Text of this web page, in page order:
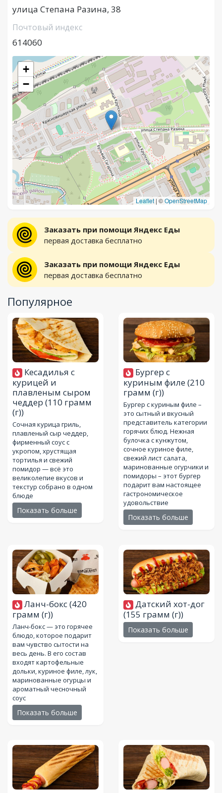
улица Степана Разина, 38
Почтовый индекс
614060
+
−
Leaflet | ©OpenStreetMap
Заказать при помощи Яндекс Еды
первая доставка бесплатно
Заказать при помощи Яндекс Еды
первая доставка бесплатно
Популярное
Кесадилья с
курицей и
плавленым сыром
чеддер (110 грамм
(г))
Сочная курица гриль,
плавленый сыр чеддер,
фирменный соус с
укропом, хрустящая
тортилья и свежий
помидор — всё это
великолепие вкусов и
текстур собрано в одном
блюде
Показать больше
Бургер с
куриным филе(210
грамм (г))
Бургер с куриным филе –
это сытный и вкусный
представитель категории
горячих блюд. Нежная
булочка с кунжутом,
сочное куриное филе,
свежий лист салата,
маринованные огурчики и
помидоры – этот бургер
подарит вам настоящее
гастрономическое
удовольствие
Показать больше
Ланч-бокс(420
грамм (г))
Ланч-бокс — это горячее
блюдо, которое подарит
вам чувство сытости на
весь день. В его состав
входят картофельные
дольки, куриное филе, лук,
маринованные огурцы и
ароматный чесночный
соус
Показать больше
Датский хот-дог
(155 грамм (г))
Показать больше